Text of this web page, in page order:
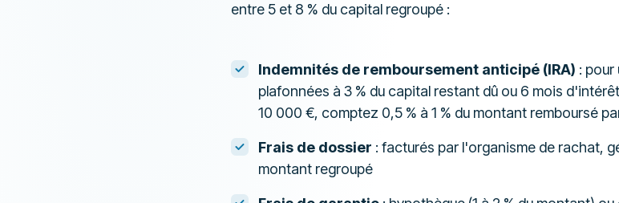
entre 5 et 8 % du capital regroupé :
Indemnités de remboursement anticipé (IRA) : pour
plafonnées à 3 % du capital restant dû ou 6 mois
10 000 €, comptez 0,5 % à 1 % du montant remboursé
Frais de dossier : facturés par l'organisme de rachat,
montant regroupé